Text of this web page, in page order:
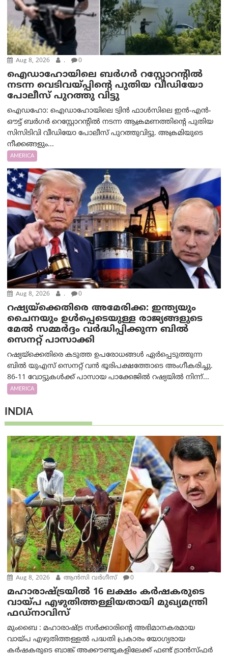
Aug 8, 2026 . 0
ഐഡാഹോയിലെ ബർഗർ റസ്റ്റോറന്റിൽ
നടന്ന വെടിവയ്പ്പിന്റെ പുതിയ വീഡിയോ
പോലീസ് പുറത്തു വിട്ടു
ഐഡഹോ: ഐഡാഹോയിലെ ട്വിൻ ഫാൾസിലെ ഇൻ-എൻ-
ഔട്ട് ബർഗർ റെസ്റ്റോറന്റിൽ നടന്ന ആക്രമണത്തിന്റെ പുതിയ
സിസിടിവി വീഡിയോ പോലീസ് പുറത്തുവിട്ടു. അക്രമിയുടെ
നീക്കങ്ങളും...
AMERICA
Aug 8, 2026 . 0
റഷ്യയ്‌ക്കെതിരെ അമേരിക്ക: ഇന്ത്യയും
ചൈനയും ഉൾപ്പെടെയുള്ള രാജ്യങ്ങളുടെ
മേൽ സമ്മർദ്ദം വർദ്ധിപ്പിക്കുന്ന ബിൽ
സെനറ്റ് പാസാക്കി
റഷ്യയ്‌ക്കെതിരെ കടുത്ത ഉപരോധങ്ങൾ ഏർപ്പെടുത്തുന്ന
ബിൽ യുഎസ് സെനറ്റ് വൻ ഭൂരിപക്ഷത്തോടെ അംഗീകരിച്ചു.
86-11 വോട്ടുകൾക്ക് പാസായ പാക്കേജിൽ റഷ്യയിൽ നിന്ന്...
AMERICA
INDIA
Aug 8, 2026 ആന്‍സി വര്‍ഗീസ് 0
മഹാരാഷ്ട്രയിൽ 16 ലക്ഷം കർഷകരുടെ
വായ്പ എഴുതിത്തള്ളിയതായി മുഖ്യമന്ത്രി
ഫഡ്‌നാവിസ്
മുംബൈ : മഹാരാഷ്ട്ര സർക്കാരിന്റെ അഭിമാനകരമായ
വായ്പ എഴുതിത്തള്ളൽ പദ്ധതി പ്രകാരം യോഗ്യരായ
കർഷകരുടെ ബാങ്ക് അക്കൗണ്ടുകളിലേക്ക് ഫണ്ട് ട്രാൻസ്ഫർ